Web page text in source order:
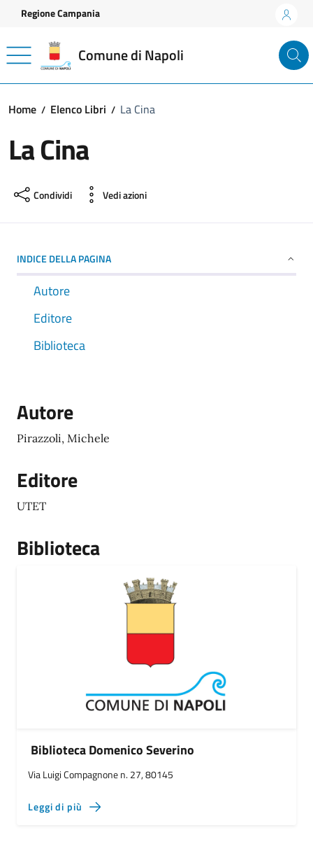
Vai ai contenuti
Vai al footer
Regione Campania
Comune di Napoli
Home Elenco Libri La Cina
La Cina
Condividi Vedi azioni
INDICE DELLA PAGINA
Autore
Editore
Biblioteca
Autore
Pirazzoli, Michele
Editore
UTET
Biblioteca
Biblioteca Domenico Severino
Via Luigi Compagnone n. 27, 80145
Leggi di più